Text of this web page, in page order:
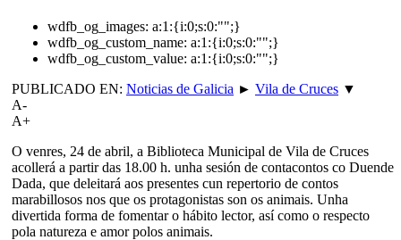
wdfb_og_images: a:1:{i:0;s:0:"";}
wdfb_og_custom_name: a:1:{i:0;s:0:"";}
wdfb_og_custom_value: a:1:{i:0;s:0:"";}
PUBLICADO EN: Noticias de Galicia ► Vila de Cruces ▼
A-
A+
O venres, 24 de abril, a Biblioteca Municipal de Vila de Cruces
acollerá a partir das 18.00 h. unha sesión de contacontos co Duende
Dada, que deleitará aos presentes cun repertorio de contos
marabillosos nos que os protagonistas son os animais. Unha
divertida forma de fomentar o hábito lector, así como o respecto
pola natureza e amor polos animais.